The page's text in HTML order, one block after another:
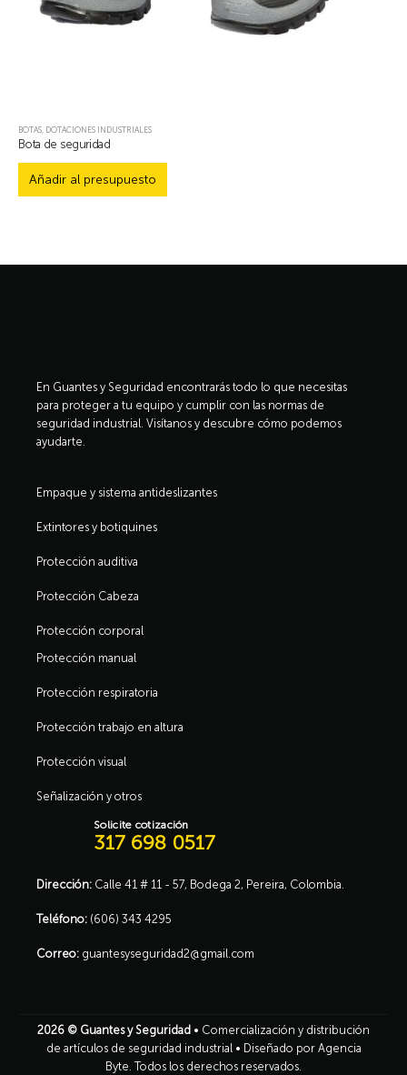
BOTAS, DOTACIONES INDUSTRIALES
Bota de seguridad
Añadir al presupuesto
En Guantes y Seguridad encontrarás todo lo que necesitas
para proteger a tu equipo y cumplir con las normas de
seguridad industrial. Visítanos y descubre cómo podemos
ayudarte.
Empaque y sistema antideslizantes
Extintores y botiquines
Protección auditiva
Protección Cabeza
Protección corporal
Protección manual
Protección respiratoria
Protección trabajo en altura
Protección visual
Señalización y otros
Solicite cotización
317 698 0517
Dirección: Calle 41 # 11 - 57, Bodega 2, Pereira, Colombia.
Teléfono: (606) 343 4295
Correo: guantesyseguridad2@gmail.com
2026 © Guantes y Seguridad • Comercialización y distribución
de artículos de seguridad industrial • Diseñado por Agencia
Byte . Todos los derechos reservados.